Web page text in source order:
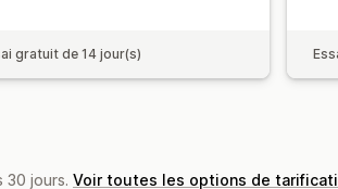
gratuit de 14 jour(s)
30 jours. Voir toutes les options de